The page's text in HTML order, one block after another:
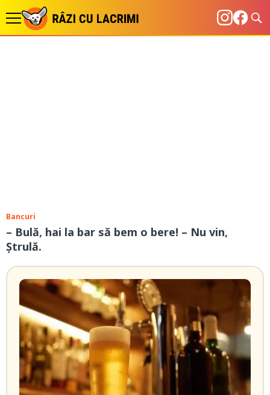
Bancuri
– Bulă, hai la bar să bem o bere! – Nu vin,
Ștrulă.